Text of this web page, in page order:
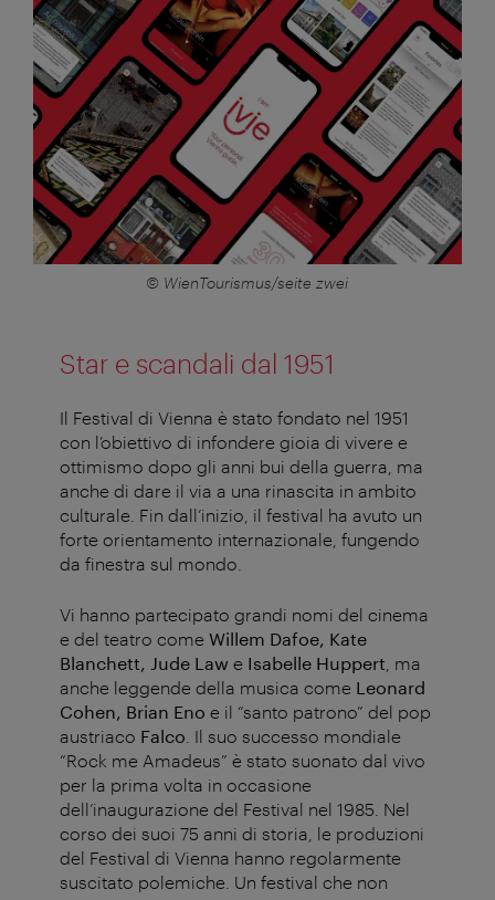
© WienTourismus/seite zwei
Star e scandali dal 1951
Il Festival di Vienna è stato fondato nel 1951
con l’obiettivo di infondere gioia di vivere e
ottimismo dopo gli anni bui della guerra, ma
anche di dare il via a una rinascita in ambito
culturale. Fin dall’inizio, il festival ha avuto un
forte orientamento internazionale, fungendo
da finestra sul mondo.
Vi hanno partecipato grandi nomi del cinema
e del teatro come Willem Dafoe, Kate
Blanchett, Jude Law e Isabelle Huppert , ma
anche leggende della musica come Leonard
Cohen, Brian Eno e il “santo patrono” del pop
austriaco Falco . Il suo successo mondiale
“Rock me Amadeus” è stato suonato dal vivo
per la prima volta in occasione
dell’inaugurazione del Festival nel 1985. Nel
corso dei suoi 75 anni di storia, le produzioni
del Festival di Vienna hanno regolarmente
suscitato polemiche. Un festival che non